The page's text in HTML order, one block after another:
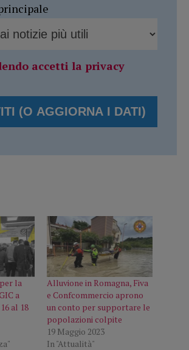
accetti la privacy
la
a
al 18
Alluvione in Romagna, Fiva
e Confcommercio aprono
un conto per supportare le
popolazioni colpite
19 Maggio 2023
In "Attualità"